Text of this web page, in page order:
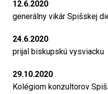
12.6.2020
generálny vikár Spišskej
24.6.2020
prijal biskupskú vysviacku
29.10.2020
Kolégiom konzultorov